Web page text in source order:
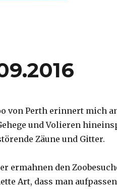
von Perth erinnert mich
und Volieren
Zäune und Gitter.
ermahnen den
Art, dass man